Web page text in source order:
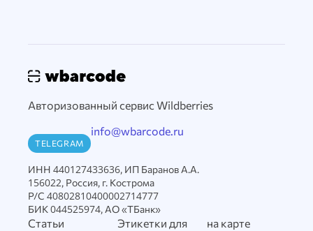
Авторизованный сервис Wildberries
TELEGRAM
info@wbarcode.ru
ИНН 440127433636, ИП Баранов А.А.
156022, Россия, г. Кострома
Р/С 40802810400002714777
БИК 044525974, АО «ТБанк»
Статьи
Этикетки для
на карте